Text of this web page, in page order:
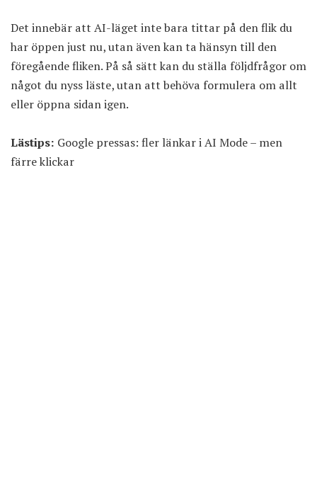
Det innebär att AI-läget inte bara tittar på den flik du
har öppen just nu, utan även kan ta hänsyn till den
föregående fliken. På så sätt kan du ställa följdfrågor om
något du nyss läste, utan att behöva formulera om allt
eller öppna sidan igen.
Lästips: Google pressas: fler länkar i AI Mode – men
färre klickar